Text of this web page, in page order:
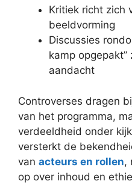
Kritiek richt zich
beeldvorming
Discussies
kamp
aandacht
Controverses dragen
van het programma,
verdeeldheid onder
versterkt de
van acteurs en rollen,
op over inhoud en